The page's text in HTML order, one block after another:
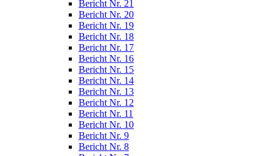
Bericht Nr. 21
Bericht Nr. 20
Bericht Nr. 19
Bericht Nr. 18
Bericht Nr. 17
Bericht Nr. 16
Bericht Nr. 15
Bericht Nr. 14
Bericht Nr. 13
Bericht Nr. 12
Bericht Nr. 11
Bericht Nr. 10
Bericht Nr. 9
Bericht Nr. 8